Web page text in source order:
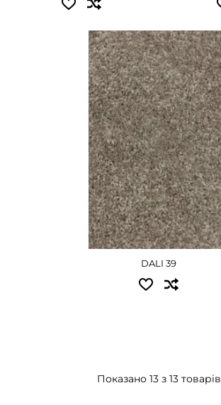
Доступні розміри:
3.00 - 1890 грн
4.00 - 2520 грн
ДЕТАЛЬНІШЕ
DALI 39
Показано 13 з 13 товарів